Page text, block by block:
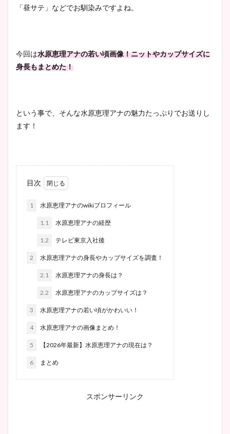
「昼サテ」などでお馴染みですよね。
今回は水原恵理アナの若い頃画像！ニットやカップサイズに
身長もまとめた！
という事で、そんな水原恵理アナの魅力たっぷりでお送りし
ます！
目次
1 水原恵理アナのwikiプロフィール
1.1 水原恵理アナの経歴
1.2 テレビ東京入社後
2 水原恵理アナの身長やカップサイズを調査！
2.1 水原恵理アナの身長は？
2.2 水原恵理アナのカップサイズは？
3 水原恵理アナの若い頃がかわいい！
4 水原恵理アナの画像まとめ！
5 【2026年最新】水原恵理アナの現在は？
6 まとめ
スポンサーリンク